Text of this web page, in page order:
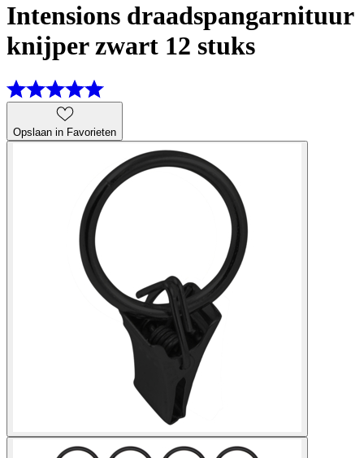
Intensions draadspangarnituur
knijper zwart 12 stuks
Opslaan in Favorieten